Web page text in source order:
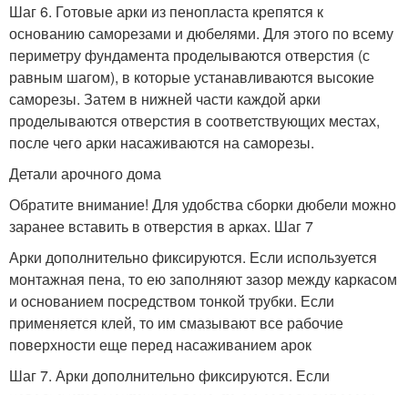
Шаг 6. Готовые арки из пенопласта крепятся к
основанию саморезами и дюбелями. Для этого по всему
периметру фундамента проделываются отверстия (с
равным шагом), в которые устанавливаются высокие
саморезы. Затем в нижней части каждой арки
проделываются отверстия в соответствующих местах,
после чего арки насаживаются на саморезы.
Детали арочного дома
Обратите внимание! Для удобства сборки дюбели можно
заранее вставить в отверстия в арках. Шаг 7
Арки дополнительно фиксируются. Если используется
монтажная пена, то ею заполняют зазор между каркасом
и основанием посредством тонкой трубки. Если
применяется клей, то им смазывают все рабочие
поверхности еще перед насаживанием арок
Шаг 7. Арки дополнительно фиксируются. Если